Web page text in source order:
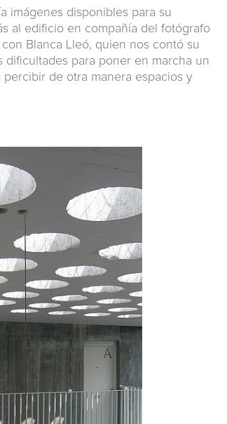
imágenes disponibles para su
al edificio en compañía del fotógrafo
Blanca Lleó, quien nos contó su
para poner en marcha un
de otra manera espacios y